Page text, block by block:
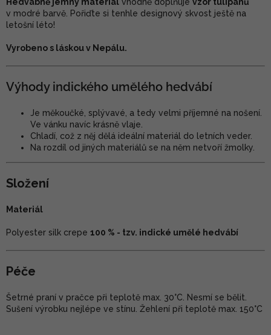
v modré barvě. Pořiďte si tenhle designový skvost ještě na
letošní léto!
Vyrobeno s láskou v Nepálu.
Výhody indického umělého hedvábí
Je měkoučké, splývavé, a tedy velmi příjemné na nošení.
Ve vánku navíc krásně vlaje.
Chladí, což z něj dělá ideální materiál do letních veder.
Na rozdíl od jiných materiálů se na něm netvoří žmolky.
Složení
Materiál
Polyester silk crepe 100 % - tzv. indické umělé hedvábí
Péče
Šetrné praní v pračce při teplotě max. 30°C. Nesmí se bělit.
Sušení výrobku nejlépe ve stínu. Žehlení při teplotě max. 150°C